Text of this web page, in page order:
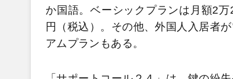
か国語。ベーシックプランは月額2
円（税込）。その他、外国人入居者
アムプランもある。